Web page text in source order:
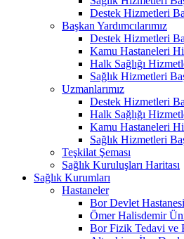
Destek Hizmetleri
Başkan Yardımcılarımız
Destek Hizmetleri
Kamu Hastaneleri
Halk Sağlığı
Sağlık Hizmetleri
Uzmanlarımız
Destek Hizmetleri
Halk Sağlığı
Kamu Hastaneleri
Sağlık Hizmetleri
Teşkilat Şeması
Sağlık Kuruluşları Haritası
Sağlık Kurumları
Hastaneler
Bor Devlet Hastanesi
Ömer Halisdemir
Bor Fizik Tedavi ve